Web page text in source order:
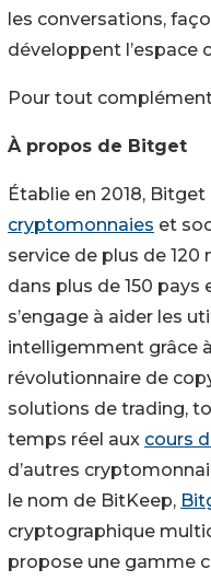
les conversations,
développent l’espace
Pour tout
À propos de Bitget
Établie en 2018,
cryptomonnaies et
service de plus de
dans plus de 150
s’engage à aider les
intelligemment grâce
révolutionnaire de
solutions de trading,
temps réel aux cours
d’autres
le nom de BitKeep,
cryptographique
propose une gamme